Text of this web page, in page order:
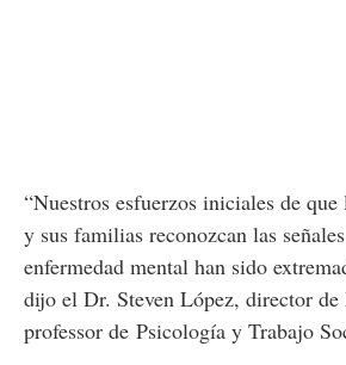
“Nuestros esfuerzos iniciales de
y sus familias reconozcan las
enfermedad mental han sido
dijo el Dr. Steven López, director
professor de Psicología y Trabajo